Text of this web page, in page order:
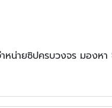
หน่ายซิปครบวงจร มอง